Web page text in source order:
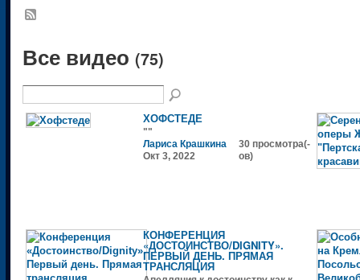
Все видео (75)
ХОФСТЕДЕ
""
Лариса Крашкина
Окт 3, 2022
30 просмотра(-
ов)
КОНФЕРЕНЦИЯ
«ДОСТОИНСТВО/DIGNITY».
ПЕРВЫЙ ДЕНЬ. ПРЯМАЯ
ТРАНСЛЯЦИЯ